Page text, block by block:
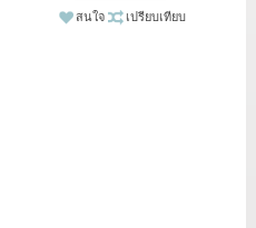
สนใจ เปรียบเทียบ